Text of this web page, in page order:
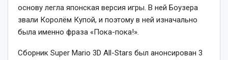
основу легла японская версия игры. В ней Боузера
звали Королём Купой, и поэтому в ней изначально
была именно фраза «Пока-пока!».
Сборник Super Mario 3D All-Stars был анонсирован 3